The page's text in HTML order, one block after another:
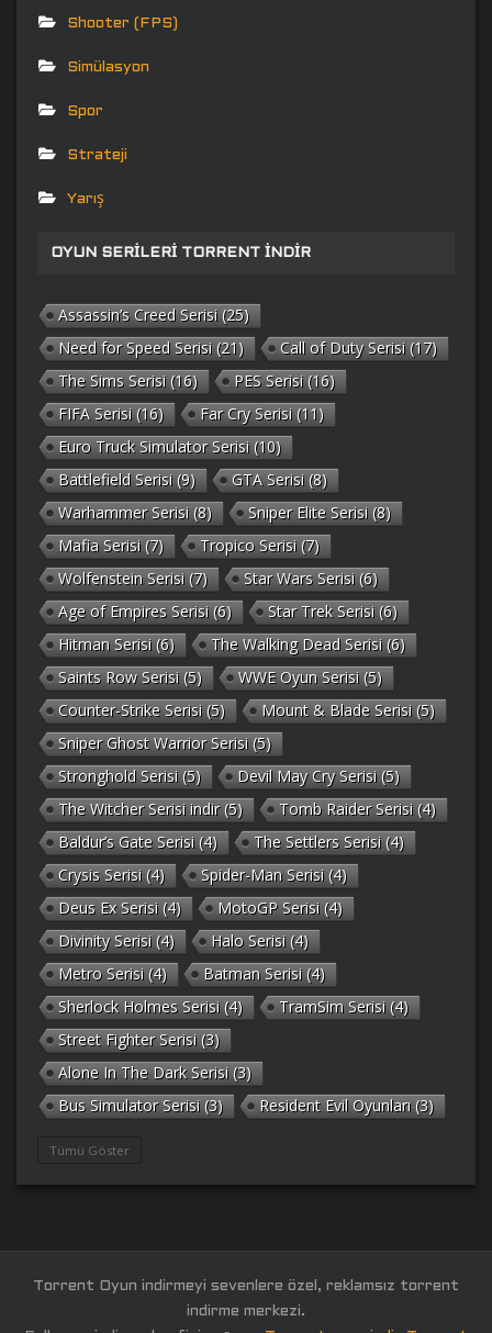
Shooter (FPS)
Simülasyon
Spor
Strateji
Yarış
OYUN SERILERI TORRENT İNDIR
Assassin’s Creed Serisi (25)
Need for Speed Serisi (21) Call of Duty Serisi (17)
The Sims Serisi (16) PES Serisi (16)
FIFA Serisi (16) Far Cry Serisi (11)
Euro Truck Simulator Serisi (10)
Battlefield Serisi (9) GTA Serisi (8)
Warhammer Serisi (8) Sniper Elite Serisi (8)
Mafia Serisi (7) Tropico Serisi (7)
Wolfenstein Serisi (7) Star Wars Serisi (6)
Age of Empires Serisi (6) Star Trek Serisi (6)
Hitman Serisi (6) The Walking Dead Serisi (6)
Saints Row Serisi (5) WWE Oyun Serisi (5)
Counter-Strike Serisi (5) Mount & Blade Serisi (5)
Sniper Ghost Warrior Serisi (5)
Stronghold Serisi (5) Devil May Cry Serisi (5)
The Witcher Serisi indir(5) Tomb Raider Serisi (4)
Baldur’s Gate Serisi (4) The Settlers Serisi (4)
Crysis Serisi (4) Spider-Man Serisi (4)
Deus Ex Serisi (4) MotoGP Serisi (4)
Divinity Serisi (4) Halo Serisi (4)
Metro Serisi (4) Batman Serisi (4)
Sherlock Holmes Serisi (4) TramSim Serisi (4)
Street Fighter Serisi (3)
Alone In The Dark Serisi (3)
Bus Simulator Serisi (3) Resident Evil Oyunları (3)
Legacy of Kain Serisi
Tümü Göster
Torrent Oyun indirmeyi sevenlere özel, reklamsız torrent
indirme merkezi.